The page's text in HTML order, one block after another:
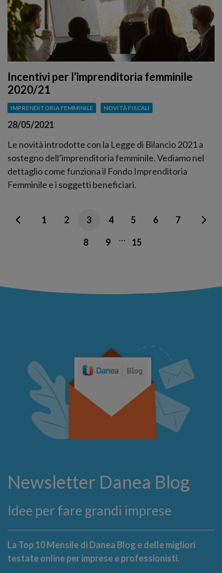
Incentivi per l’imprenditoria femminile
2020/21
IMPRENDITORIA FEMMINILE NOVITÀ FISCALI
28/05/2021
Le novità introdotte con la Legge di Bilancio 2021 a
sostegno dell’imprenditoria femminile. Vediamo nel
dettaglio come funziona il Fondo Imprenditoria
Femminile e i soggetti beneficiari.
1 2 3 4 5 6 7
8 9 … 15
Newsletter Danea Blog
Idee per fare grandi imprese
La Top 10 Mensile di Danea Blog e delle migliori
testate online per imprese e professionisti.